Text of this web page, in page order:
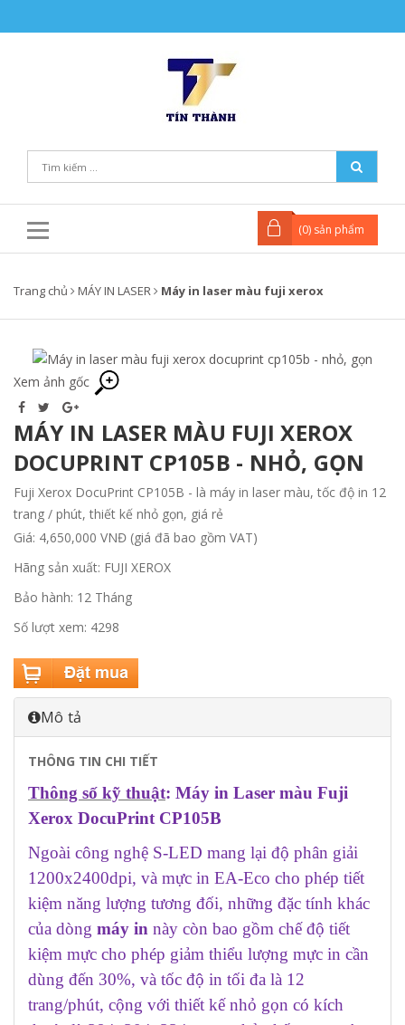
(0) sản phẩm
Trang chủ MÁY IN LASER Máy in laser màu fuji xerox
Xem ảnh gốc
MÁY IN LASER MÀU FUJI XEROX
DOCUPRINT CP105B - NHỎ, GỌN
Fuji Xerox DocuPrint CP105B - là máy in laser màu, tốc độ in 12
trang / phút, thiết kế nhỏ gọn, giá rẻ
Giá: 4,650,000 VNĐ (giá đã bao gồm VAT)
Hãng sản xuất: FUJI XEROX
Bảo hành: 12 Tháng
Số lượt xem: 4298
Mô tả
THÔNG TIN CHI TIẾT
Thông số kỹ thuật: Máy in Laser màu Fuji
Xerox DocuPrint CP105B
Ngoài công nghệ S-LED mang lại độ phân giải
1200x2400dpi, và mực in EA-Eco cho phép tiết
kiệm năng lượng tương đối, những đặc tính khác
của dòng máy in này còn bao gồm chế độ tiết
kiệm mực cho phép giảm thiểu lượng mực in cần
dùng đến 30%, và tốc độ in tối đa là 12
trang/phút, cộng với thiết kế nhỏ gọn có kích